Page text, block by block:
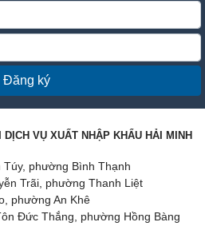
Đăng ký
VỤ XUẤT NHẬP KHẨU HẢI MINH
phường Bình Thạnh
Trãi, phường Thanh Liệt
phường An Khê
Đức Thắng, phường Hồng Bàng